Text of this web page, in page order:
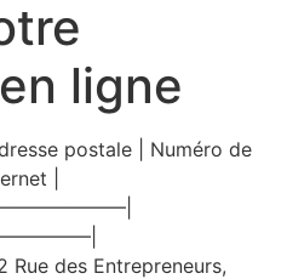
ligne
postale | Numéro de
|
Rue des Entrepreneurs,